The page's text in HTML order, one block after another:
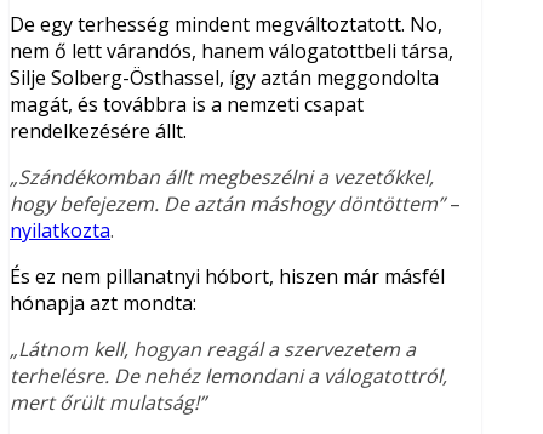
De egy terhesség mindent megváltoztatott. No,
nem ő lett várandós, hanem válogatottbeli társa,
Silje Solberg-Östhassel, így aztán meggondolta
magát, és továbbra is a nemzeti csapat
rendelkezésére állt.
„Szándékomban állt megbeszélni a vezetőkkel,
hogy befejezem. De aztán máshogy döntöttem”–
nyilatkozta.
És ez nem pillanatnyi hóbort, hiszen már másfél
hónapja azt mondta:
„Látnom kell, hogyan reagál a szervezetem a
terhelésre. De nehéz lemondani a válogatottról,
mert őrült mulatság!”